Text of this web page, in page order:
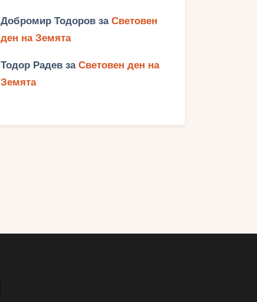
Добромир Тодоров заСветовен
ден на Земята
Тодор Радев заСветовен ден на
Земята